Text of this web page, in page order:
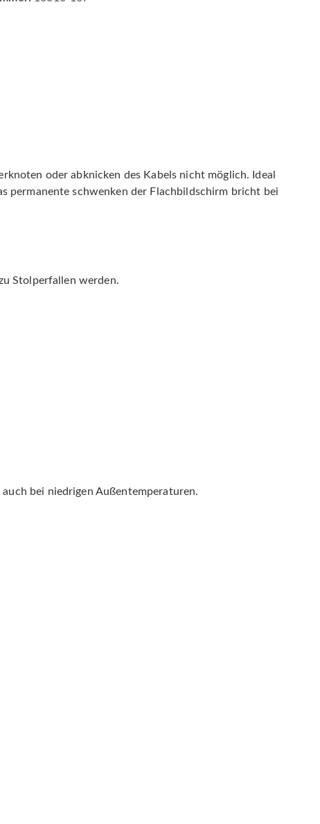
oder abknicken des Kabels nicht möglich. Ideal
permanente schwenken der Flachbildschirm bricht bei
Stolperfallen werden.
bei niedrigen Außentemperaturen.